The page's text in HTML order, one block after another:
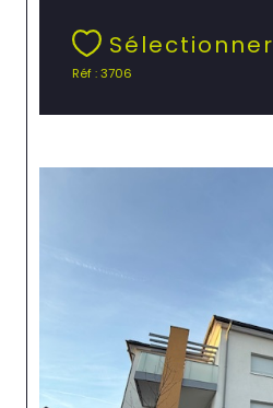
Sélectionner
Réf : 3706